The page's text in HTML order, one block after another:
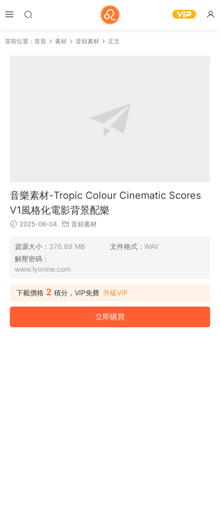
當前位置： 首頁 素材 音頻素材 正文
音樂素材-Tropic Colour Cinematic Scores
V1風格化電影背景配樂
2025-06-04 音頻素材
資源大小： 376.89 MB 文件格式： WAV
解壓密碼：
www.lyonine.com
下載價格 2 積分，VIP免費 升級VIP
立即購買